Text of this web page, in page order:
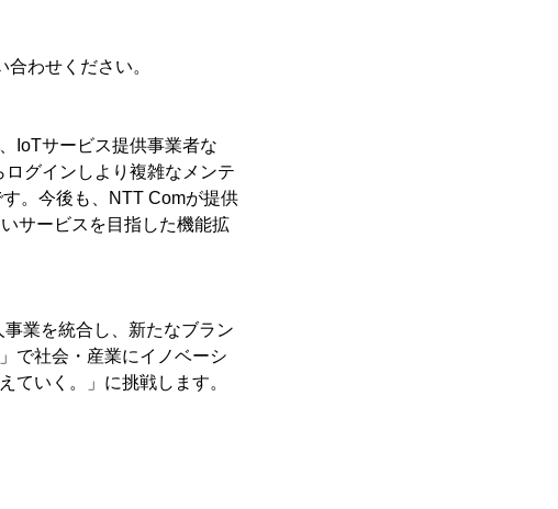
わせください。
IoTサービス提供事業者な
グインしより複雑なメンテ
。今後も、NTT Comが提供
サービスを目指した機能拡
業を統合し、新たなブラン
で社会・産業にイノベーシ
ていく。」に挑戦します。